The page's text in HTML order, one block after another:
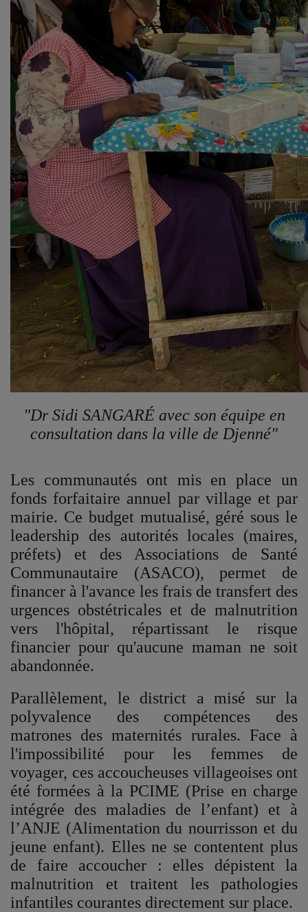
"Dr Sidi SANGARÉ avec son équipe en
consultation dans la ville de Djenné"
Les communautés ont mis en place un
fonds forfaitaire annuel par village et par
mairie. Ce budget mutualisé, géré sous le
leadership des autorités locales (maires,
préfets) et des Associations de Santé
Communautaire (ASACO), permet de
financer à l'avance les frais de transfert des
urgences obstétricales et de malnutrition
vers l'hôpital, répartissant le risque
financier pour qu'aucune maman ne soit
abandonnée.
Parallèlement, le district a misé sur la
polyvalence des compétences des
matrones des maternités rurales. Face à
l'impossibilité pour les femmes de
voyager, ces accoucheuses villageoises ont
été formées à la PCIME (Prise en charge
intégrée des maladies de l’enfant) et à
l’ANJE (Alimentation du nourrisson et du
jeune enfant). Elles ne se contentent plus
de faire accoucher : elles dépistent la
malnutrition et traitent les pathologies
infantiles courantes directement sur place.